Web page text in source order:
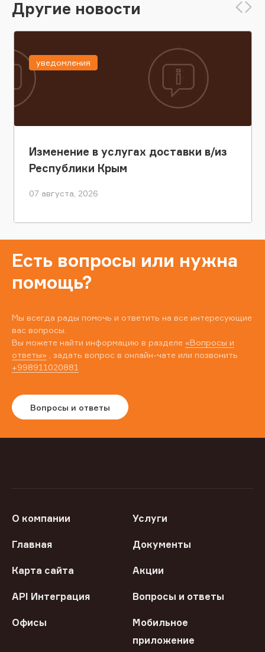
Другие новости
Изменение в услугах доставки в/из
Республики Крым
07 августа, 2026
уведомления
Есть вопросы или нужна
помощь?
Мы всегда рады помочь и ответить на все интересующие
вас вопросы.
Вы можете найти информацию в разделе «Вопросы и
ответы» , задать вопрос в онлайн-чате или позвонить
+998911020881
Вопросы и ответы
О компании Услуги
Главная Документы
Карта сайта Акции
API Интеграция Вопросы и ответы
Офисы
Мобильное
приложение